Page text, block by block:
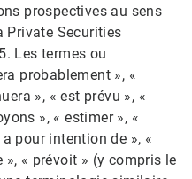
prospectives au sens
Private Securities
Les termes ou
probablement », «
», « est prévu », «
», « estimer », «
pour intention de », «
« prévoit » (y compris le